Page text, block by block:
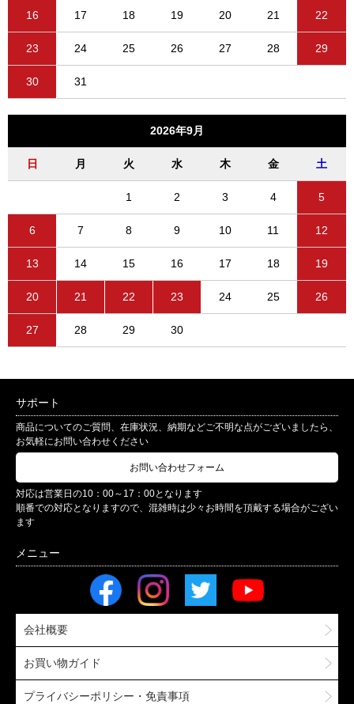
16 17 18 19 20 21 22
23 24 25 26 27 28 29
30 31
2026年9月
日 月 火 水 木 金 土
1 2 3 4 5
6 7 8 9 10 11 12
13 14 15 16 17 18 19
20 21 22 23 24 25 26
27 28 29 30
サポート
商品についてのご質問、在庫状況、納期などご不明な点がございましたら、
お気軽にお問い合わせください
お問い合わせフォーム
対応は営業日の10：00～17：00となります
順番での対応となりますので、混雑時は少々お時間を頂戴する場合がござい
ます
会社概要
お買い物ガイド
プライバシーポリシー・免責事項